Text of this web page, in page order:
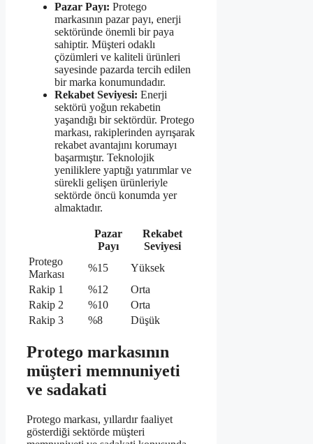
Pazar Payı: Protego
markasının pazar payı, enerji
sektöründe önemli bir paya
sahiptir. Müşteri odaklı
çözümleri ve kaliteli ürünleri
sayesinde pazarda tercih edilen
bir marka konumundadır.
Rekabet Seviyesi: Enerji
sektörü yoğun rekabetin
yaşandığı bir sektördür. Protego
markası, rakiplerinden ayrışarak
rekabet avantajını korumayı
başarmıştır. Teknolojik
yeniliklere yaptığı yatırımlar ve
sürekli gelişen ürünleriyle
sektörde öncü konumda yer
almaktadır.
Pazar
Payı
Rekabet
Seviyesi
Protego
Markası
%15
Yüksek
Rakip 1
%12
Orta
Rakip 2
%10
Orta
Rakip 3
%8 Düşük
Protego markasının
müşteri memnuniyeti
ve sadakati
Protego markası, yıllardır faaliyet
gösterdiği sektörde müşteri